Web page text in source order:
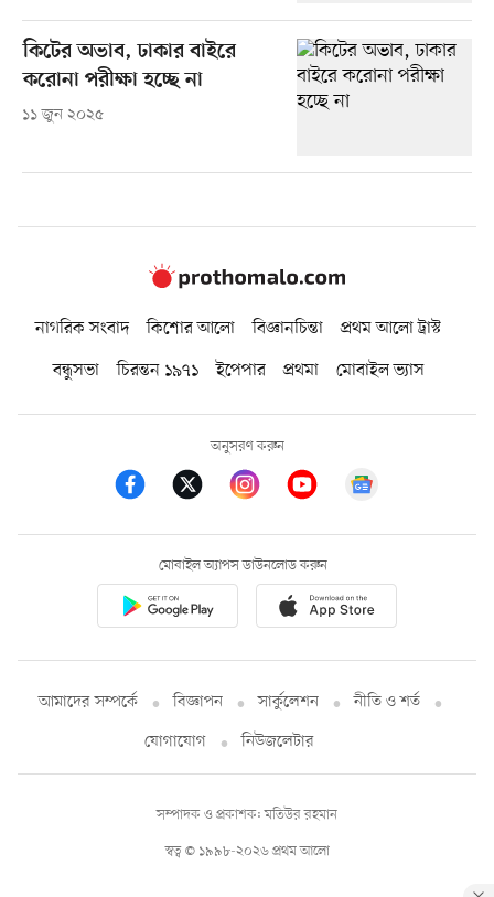
কিটের অভাব, ঢাকার বাইরে
করোনা পরীক্ষা হচ্ছে না
১১ জুন ২০২৫
নাগরিক সংবাদ কিশোর আলো বিজ্ঞানচিন্তা
প্রথম আলো ট্রাস্ট
বন্ধুসভা
চিরন্তন ১৯৭১ ইপেপার প্রথমা মোবাইল ভ্যাস
অনুসরণ করুন
মোবাইল অ্যাপস ডাউনলোড করুন
আমাদের সম্পর্কে বিজ্ঞাপন সার্কুলেশন
নীতি ও শর্ত
যোগাযোগ
নিউজলেটার
স্বত্ব © ১৯৯৮-২০২৬ প্রথম আলো
সম্পাদক ও প্রকাশক: মতিউর রহমান